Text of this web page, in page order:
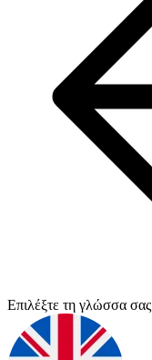
Επιλέξτε τη γλώσσα σας